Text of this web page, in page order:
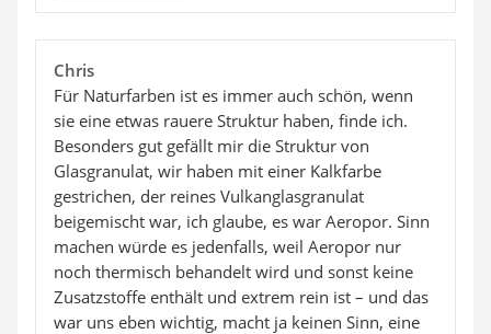
Chris
Für Naturfarben ist es immer auch schön, wenn
sie eine etwas rauere Struktur haben, finde ich.
Besonders gut gefällt mir die Struktur von
Glasgranulat, wir haben mit einer Kalkfarbe
gestrichen, der reines Vulkanglasgranulat
beigemischt war, ich glaube, es war Aeropor. Sinn
machen würde es jedenfalls, weil Aeropor nur
noch thermisch behandelt wird und sonst keine
Zusatzstoffe enthält und extrem rein ist – und das
war uns eben wichtig, macht ja keinen Sinn, eine